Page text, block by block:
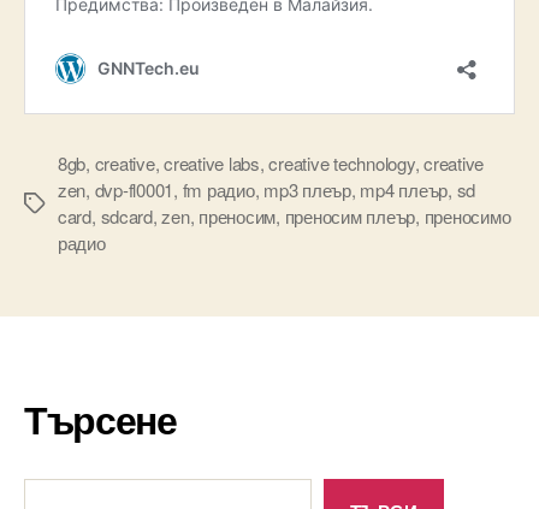
Tags
8gb, creative,creative labs,creative technology,creative
zen, dvp-fl0001, fm радио, mp3 плеър, mp4 плеър, sd
card, sdcard,zen, преносим, преносим плеър, преносимо
радио
Търсене